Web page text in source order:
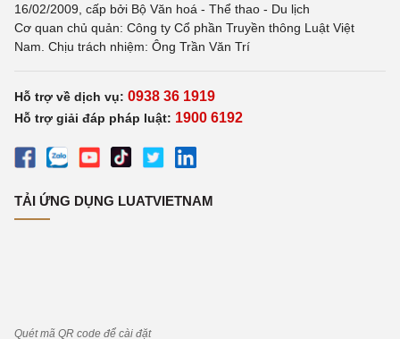
16/02/2009, cấp bởi Bộ Văn hoá - Thể thao - Du lịch
Cơ quan chủ quản: Công ty Cổ phần Truyền thông Luật Việt
Nam. Chịu trách nhiệm: Ông Trần Văn Trí
Hỗ trợ về dịch vụ: 0938 36 1919
Hỗ trợ giải đáp pháp luật: 1900 6192
TẢI ỨNG DỤNG LUATVIETNAM
Quét mã QR code để cài đặt